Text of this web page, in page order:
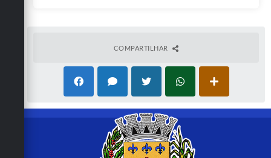
COMPARTILHAR